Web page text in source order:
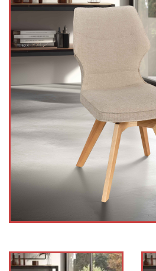
literie
décoration